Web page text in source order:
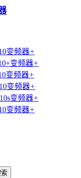
变频器+
变频器+
变频器+
变频器+
变频器+
变频器+